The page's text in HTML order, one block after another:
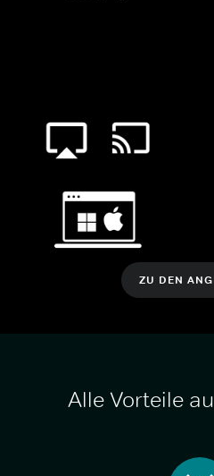
ZU DEN
Alle Vorteile